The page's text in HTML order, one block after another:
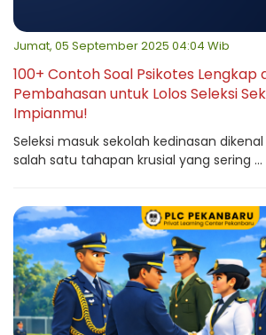
Jumat, 05 September 2025 04:04 Wib
100+ Contoh Soal Psikotes Lengkap
Pembahasan untuk Lolos Seleksi
Impianmu!
Seleksi masuk sekolah kedinasan
salah satu tahapan krusial yang sering ...